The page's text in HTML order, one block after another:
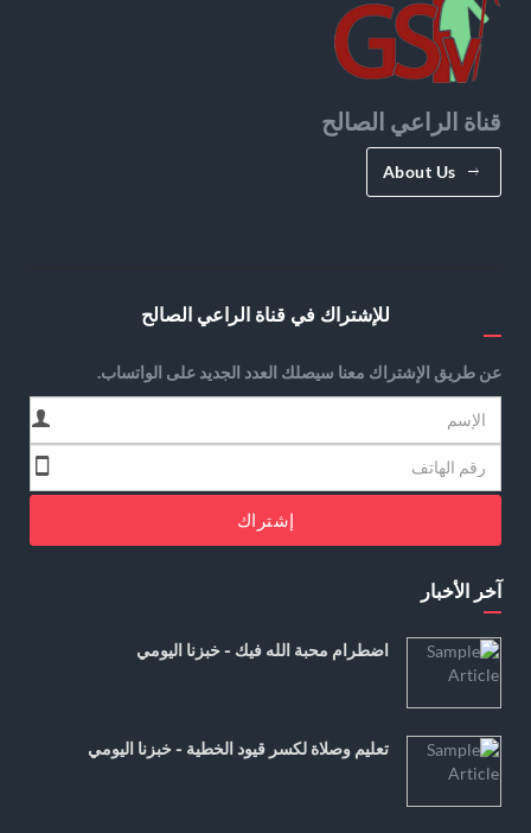
قناة الراعي الصالح
About Us
للإشتراك في قناة الراعي الصالح
عن طريق الإشتراك معنا سيصلك العدد الجديد على الواتساب.
إشتراك
آخر الأخبار
اضطرام محبة الله فيك - خبزنا اليومي
تعليم وصلاة لكسر قيود الخطية - خبزنا اليومي